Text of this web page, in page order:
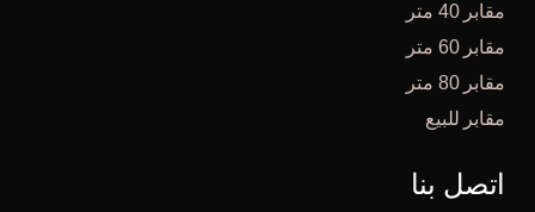
مقابر 40 متر
مقابر 60 متر
مقابر 80 متر
مقابر للبيع
اتصل بنا